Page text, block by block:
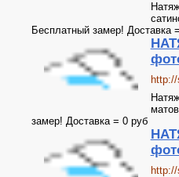
Бесплатный замер! Доставка
замер! Доставка = 0 руб